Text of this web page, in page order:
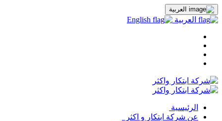
العربية
العربية English
الرئيسية
عن شركة ابتكار و اكثر